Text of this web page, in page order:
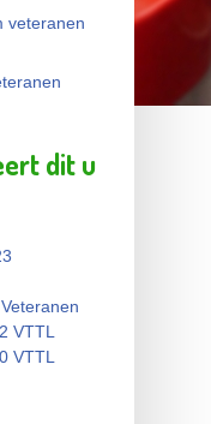
veteranen
dit u
VTTL
VTTL